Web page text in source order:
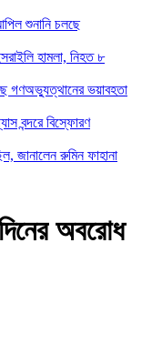
শুনানি চলছে
হামলা, নিহত ৮
গণঅভ্যুত্থানের ভয়াবহতা
বন্দরে বিস্ফোরণ
জানালেন রুমিন ফাহানা
অবরোধ